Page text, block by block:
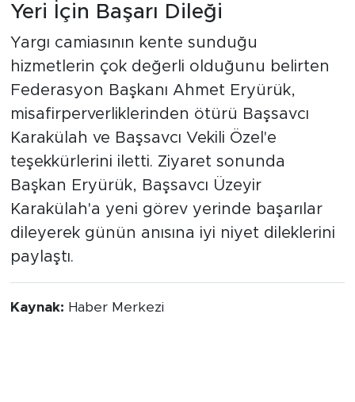
Yeri İçin Başarı Dileği
Yargı camiasının kente sunduğu
hizmetlerin çok değerli olduğunu belirten
Federasyon Başkanı Ahmet Eryürük,
misafirperverliklerinden ötürü Başsavcı
Karakülah ve Başsavcı Vekili Özel'e
teşekkürlerini iletti. Ziyaret sonunda
Başkan Eryürük, Başsavcı Üzeyir
Karakülah'a yeni görev yerinde başarılar
dileyerek günün anısına iyi niyet dileklerini
paylaştı.
Kaynak: Haber Merkezi